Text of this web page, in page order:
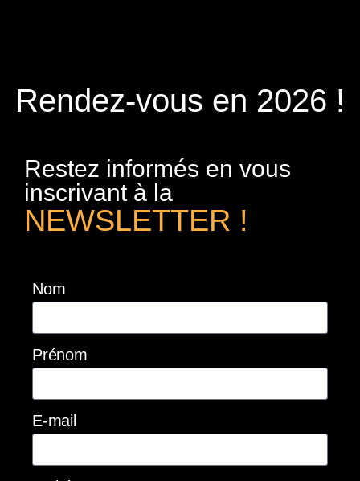
Rendez-vous en 2026 !
Restez informés en vous
inscrivant à la
NEWSLETTER !
Nom
Prénom
E-mail